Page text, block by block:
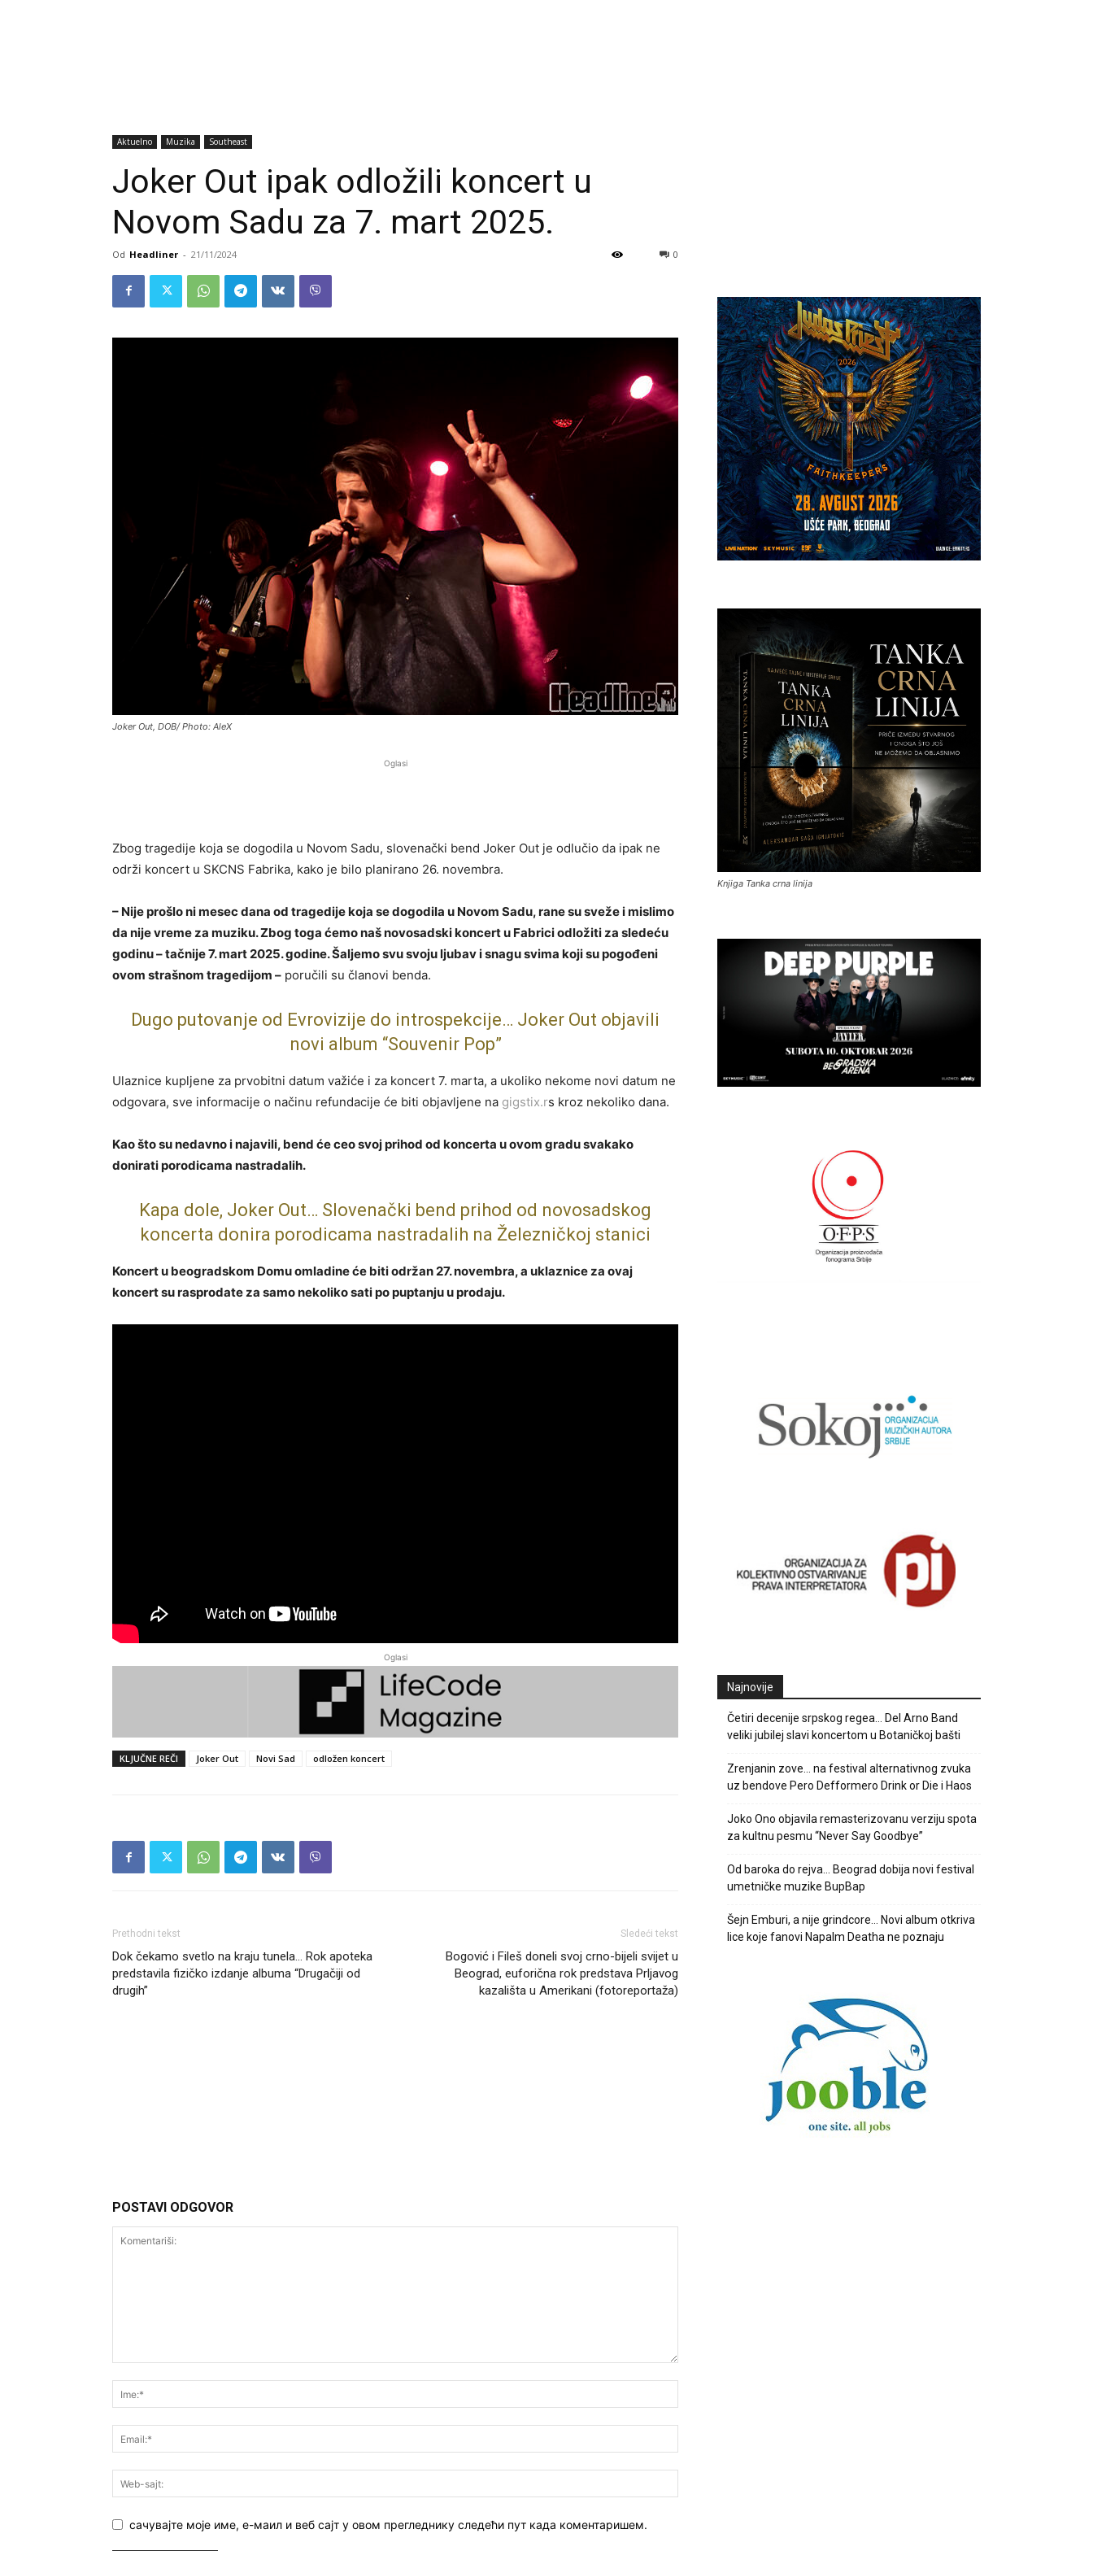
Aktuelno Muzika Southeast
Joker Out ipak odložili koncert u
Novom Sadu za 7. mart 2025.
Od Headliner - 21/11/2024 0
Joker Out, DOB/ Photo: AleX
Oglasi
Zbog tragedije koja se dogodila u Novom Sadu, slovenački bend Joker Out je odlučio da ipak ne
održi koncert u SKCNS Fabrika, kako je bilo planirano 26. novembra.
– Nije prošlo ni mesec dana od tragedije koja se dogodila u Novom Sadu, rane su sveže i mislimo
da nije vreme za muziku. Zbog toga ćemo naš novosadski koncert u Fabrici odložiti za sledeću
godinu – tačnije 7. mart 2025. godine. Šaljemo svu svoju ljubav i snagu svima koji su pogođeni
ovom strašnom tragedijom – poručili su članovi benda.
Dugo putovanje od Evrovizije do introspekcije… Joker Out objavili
novi album “Souvenir Pop”
Ulaznice kupljene za prvobitni datum važiće i za koncert 7. marta, a ukoliko nekome novi datum ne
odgovara, sve informacije o načinu refundacije će biti objavljene na gigstix.rs kroz nekoliko dana.
Kao što su nedavno i najavili, bend će ceo svoj prihod od koncerta u ovom gradu svakako
donirati porodicama nastradalih.
Kapa dole, Joker Out… Slovenački bend prihod od novosadskog
koncerta donira porodicama nastradalih na Železničkoj stanici
Koncert u beogradskom Domu omladine će biti održan 27. novembra, a uklaznice za ovaj
koncert su rasprodate za samo nekoliko sati po puptanju u prodaju.
Oglasi
KLJUČNE REČI Joker Out Novi Sad odložen koncert
Prethodni tekst
Dok čekamo svetlo na kraju tunela… Rok apoteka
predstavila fizičko izdanje albuma “Drugačiji od
drugih”
Sledeći tekst
Bogović i Fileš doneli svoj crno-bijeli svijet u
Beograd, euforična rok predstava Prljavog
kazališta u Amerikani (fotoreportaža)
POSTAVI ODGOVOR
сачувајте моје име, е-маил и веб сајт у овом прегледнику следећи пут када коментаришем.
Knjiga Tanka crna linija
Najnovije
Četiri decenije srpskog regea… Del Arno Band
veliki jubilej slavi koncertom u Botaničkoj bašti
Zrenjanin zove… na festival alternativnog zvuka
uz bendove Pero Defformero Drink or Die i Haos
Joko Ono objavila remasterizovanu verziju spota
za kultnu pesmu “Never Say Goodbye”
Od baroka do rejva… Beograd dobija novi festival
umetničke muzike BupBap
Šejn Emburi, a nije grindcore… Novi album otkriva
lice koje fanovi Napalm Deatha ne poznaju